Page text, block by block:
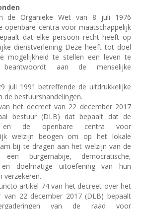
de Organieke Wet van 8 juli 1976
openbare centra voor maatschappelijk
dat elke persoon recht heeft op
dienstverlening Deze heeft tot doel
mogelijkheid te stellen een leven te
aan de menselijke
juli 1991 betreffende de uitdrukkelijke
de bestuurshandelingen.
het decreet van 22 december 2017
bestuur (DLB) dat bepaalt dat de
en de openbare centra voor
welzijn beogen om op het lokale
bij te dragen aan het welzijn van de
burgernabije, democratische,
en doelmatige uitoefening van hun
verzekeren.
artikel 74 van het decreet over het
van 22 december 2017 (DLB) bepaalt
van de raad voor